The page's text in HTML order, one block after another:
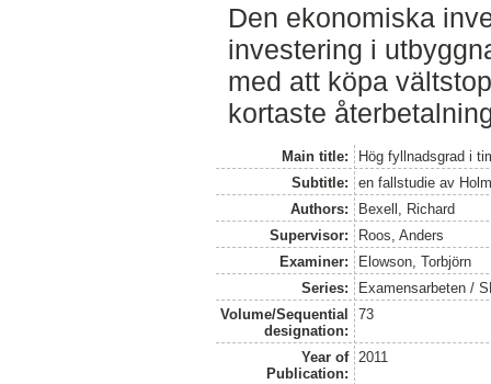
Den ekonomiska
investering i
med att köpa
kortaste
Main title:
Hög fyllnadsgrad i
Subtitle:
en fallstudie av
Authors:
Bexell, Richard
Supervisor:
Roos, Anders
Examiner:
Elowson, Torbjörn
Series:
Examensarbeten /
Volume/Sequential
designation:
73
Year of
Publication:
2011